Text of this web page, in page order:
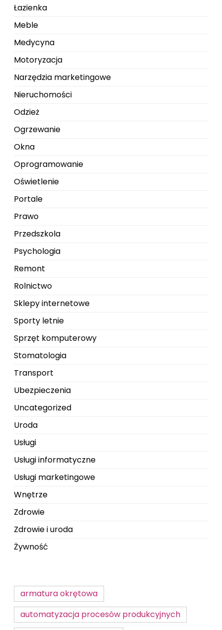
Łazienka
Meble
Medycyna
Motoryzacja
Narzędzia marketingowe
Nieruchomości
Odzież
Ogrzewanie
Okna
Oprogramowanie
Oświetlenie
Portale
Prawo
Przedszkola
Psychologia
Remont
Rolnictwo
Sklepy internetowe
Sporty letnie
Sprzęt komputerowy
Stomatologia
Transport
Ubezpieczenia
Uncategorized
Uroda
Usługi
Usługi informatyczne
Usługi marketingowe
Wnętrze
Zdrowie
Zdrowie i uroda
Żywność
armatura okrętowa
automatyzacja procesów produkcyjnych